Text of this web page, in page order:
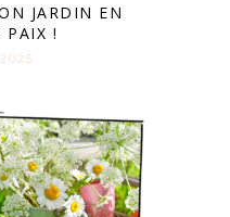
JARDIN EN
PAIX !